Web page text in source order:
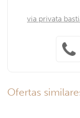
via privata
Ofertas